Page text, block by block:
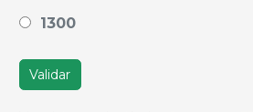
1300
Validar